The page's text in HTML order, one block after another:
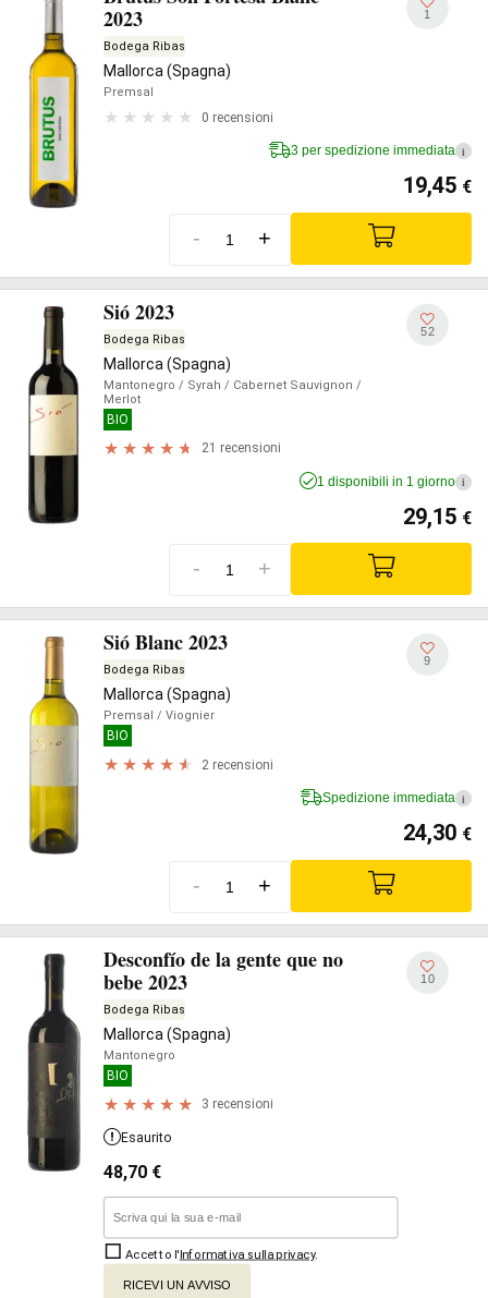
2023
Bodega Ribas
Mallorca (Spagna)
Premsal
0 recensioni
1
3 per spedizione immediata i
19,45 €
- +
Sió 2023
Bodega Ribas
Mallorca (Spagna)
Mantonegro / Syrah / Cabernet Sauvignon /
Merlot
BIO
21 recensioni
52
1 disponibili in 1 giorno i
29,15 €
- +
Sió Blanc 2023
Bodega Ribas
Mallorca (Spagna)
Premsal / Viognier
BIO
2 recensioni
9
Spedizione immediata i
24,30 €
- +
Desconfío de la gente que no
bebe 2023
Bodega Ribas
Mallorca (Spagna)
Mantonegro
BIO
3 recensioni
10
Esaurito
48,70 €
Accetto l'Informativa sulla privacy.
RICEVI UN AVVISO